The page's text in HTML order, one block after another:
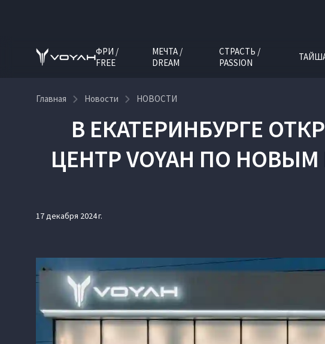
ФРИ /
FREE
МЕЧТА /
DREAM
СТРАСТЬ /
PASSION
Главная Новости НОВОСТИ
В ЕКАТЕРИНБУРГЕ
ЦЕНТР VOYAH ПО
17 декабря 2024 г.